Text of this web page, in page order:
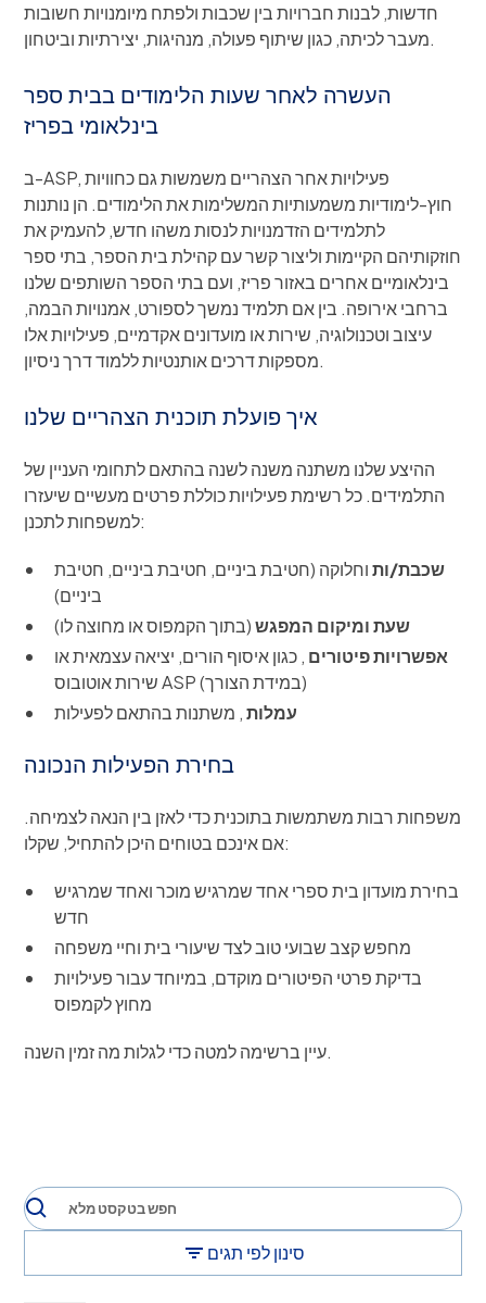
חדשות, לבנות חברויות בין שכבות ולפתח מיומנויות חשובות
מעבר לכיתה, כגון שיתוף פעולה, מנהיגות, יצירתיות וביטחון.
העשרה לאחר שעות הלימודים בבית ספר
בינלאומי בפריז
ב-ASP, פעילויות אחר הצהריים משמשות גם כחוויות
חוץ-לימודיות משמעותיות המשלימות את הלימודים. הן נותנות
לתלמידים הזדמנויות לנסות משהו חדש, להעמיק את
חוזקותיהם הקיימות וליצור קשר עם קהילת בית הספר, בתי ספר
בינלאומיים אחרים באזור פריז, ועם בתי הספר השותפים שלנו
ברחבי אירופה. בין אם תלמיד נמשך לספורט, אמנויות הבמה,
עיצוב וטכנולוגיה, שירות או מועדונים אקדמיים, פעילויות אלו
מספקות דרכים אותנטיות ללמוד דרך ניסיון.
איך פועלת תוכנית הצהריים שלנו
ההיצע שלנו משתנה משנה לשנה בהתאם לתחומי העניין של
התלמידים. כל רשימת פעילויות כוללת פרטים מעשיים שיעזרו
למשפחות לתכנן:
שכבת/ותוחלוקה (חטיבת ביניים, חטיבת ביניים, חטיבת
ביניים)
שעת ומיקום המפגש(בתוך הקמפוס או מחוצה לו)
אפשרויות פיטורים , כגון איסוף הורים, יציאה עצמאית או
שירות אוטובוס ASP (במידת הצורך)
עמלות, משתנות בהתאם לפעילות
בחירת הפעילות הנכונה
משפחות רבות משתמשות בתוכנית כדי לאזן בין הנאה לצמיחה.
אם אינכם בטוחים היכן להתחיל, שקלו:
בחירת מועדון בית ספרי אחד שמרגיש מוכר ואחד שמרגיש
חדש
מחפש קצב שבועי טוב לצד שיעורי בית וחיי משפחה
בדיקת פרטי הפיטורים מוקדם, במיוחד עבור פעילויות
מחוץ לקמפוס
עיין ברשימה למטה כדי לגלות מה זמין השנה.
סינון לפי תגים